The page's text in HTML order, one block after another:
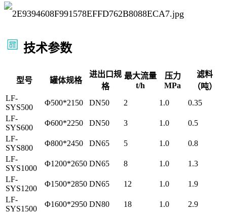
技术参数
型号 罐体规格
进出口规
格
最大流量
t/h
压力
MPa
滤料
（吨）
LF-
SYS500
Φ500*2150 DN50 2 1.0
0.35
LF-
SYS600
Φ600*2250 DN50 3 1.0
0.5
LF-
SYS800
Φ800*2450 DN65 5 1.0
0.8
LF-
SYS1000
Φ1200*2650 DN65 8 1.0
1.3
LF-
SYS1200
Φ1500*2850 DN65 12 1.0
1.9
LF-
SYS1500
Φ1600*2950 DN80 18 1.0
2.9